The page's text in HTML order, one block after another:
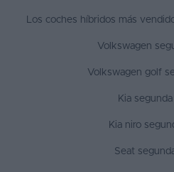
Los coches híbridos más
Volkswagen
Volkswagen golf
Kia
Kia niro
Seat